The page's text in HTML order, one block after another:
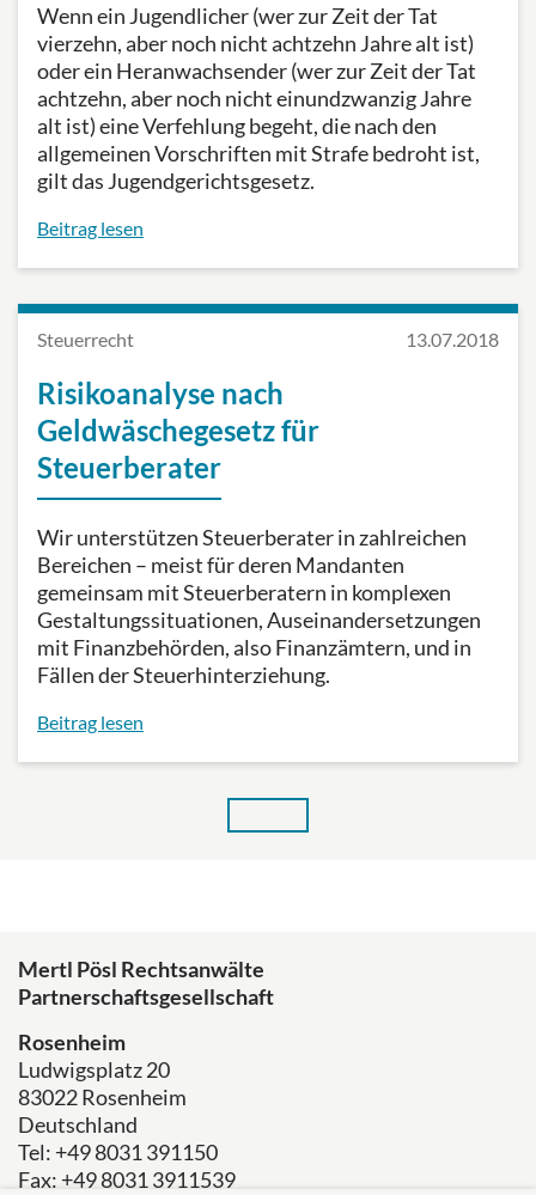
Wenn ein Jugendlicher (wer zur Zeit der Tat
vierzehn, aber noch nicht achtzehn Jahre alt ist)
oder ein Heranwachsender (wer zur Zeit der Tat
achtzehn, aber noch nicht einundzwanzig Jahre
alt ist) eine Verfehlung begeht, die nach den
allgemeinen Vorschriften mit Strafe bedroht ist,
gilt das Jugendgerichtsgesetz.
Beitrag lesen
Steuerrecht 13.07.2018
Risikoanalyse nach
Geldwäschegesetz für
Steuerberater
Wir unterstützen Steuerberater in zahlreichen
Bereichen – meist für deren Mandanten
gemeinsam mit Steuerberatern in komplexen
Gestaltungssituationen, Auseinandersetzungen
mit Finanzbehörden, also Finanzämtern, und in
Fällen der Steuerhinterziehung.
Beitrag lesen
Mertl Pösl Rechtsanwälte
Partnerschaftsgesellschaft
Rosenheim
Ludwigsplatz 20
83022 Rosenheim
Deutschland
Tel: +49 8031 391150
Fax: +49 8031 3911539